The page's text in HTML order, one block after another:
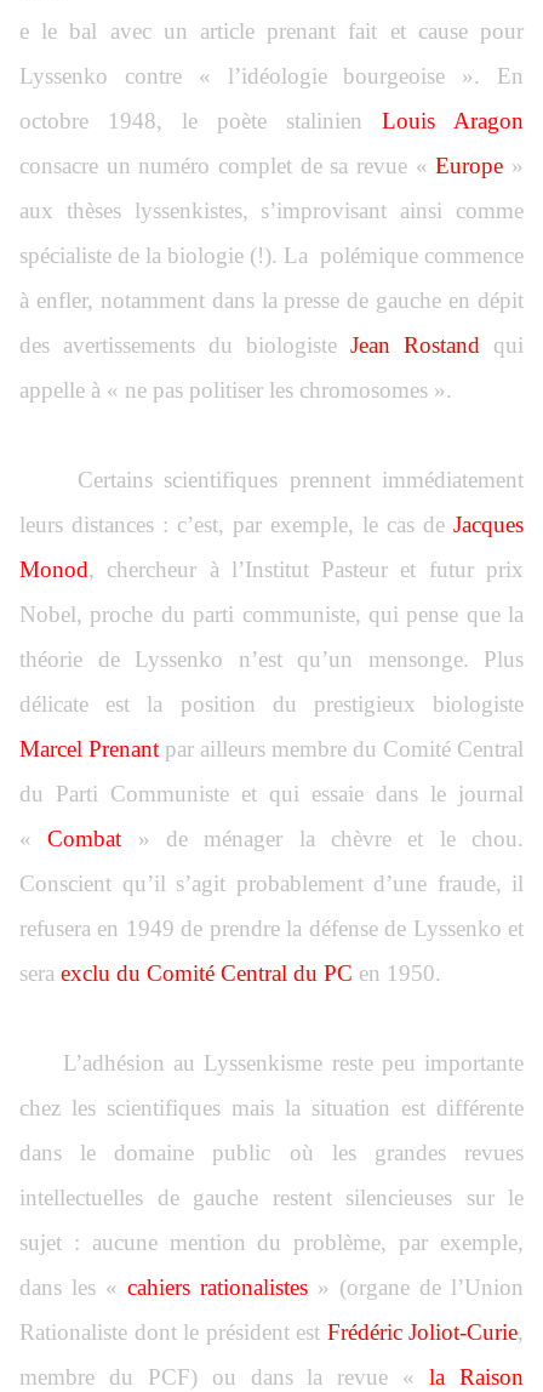
e le bal avec un article prenant fait et cause pour
Lyssenko contre « l’idéologie bourgeoise ». En
octobre 1948, le poète stalinien Louis Aragon
consacre un numéro complet de sa revue «Europe »
aux thèses lyssenkistes, s’improvisant ainsi comme
spécialiste de la biologie (!). La polémique commence
à enfler, notamment dans la presse de gauche en dépit
des avertissements du biologiste Jean Rostand qui
appelle à « ne pas politiser les chromosomes ».
Certains scientifiques prennent immédiatement
leurs distances : c’est, par exemple, le cas de Jacques
Monod, chercheur à l’Institut Pasteur et futur prix
Nobel, proche du parti communiste, qui pense que la
théorie de Lyssenko n’est qu’un mensonge. Plus
délicate est la position du prestigieux biologiste
Marcel Prenant par ailleurs membre du Comité Central
du Parti Communiste et qui essaie dans le journal
«Combat » de ménager la chèvre et le chou.
Conscient qu’il s’agit probablement d’une fraude, il
refusera en 1949 de prendre la défense de Lyssenko et
sera exclu du Comité Central du PC en 1950.
L’adhésion au Lyssenkisme reste peu importante
chez les scientifiques mais la situation est différente
dans le domaine public où les grandes revues
intellectuelles de gauche restent silencieuses sur le
sujet : aucune mention du problème, par exemple,
dans les « cahiers rationalistes » (organe de l’Union
Rationaliste dont le président est Frédéric Joliot-Curie,
membre du PCF) ou dans la revue «la Raison